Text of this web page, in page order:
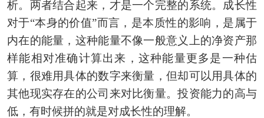
析。两者结合起来，才是一个完整的系统。成长性
对于“本身的价值”而言，是本质性的影响，是属于
内在的能量，这种能量不像一般意义上的净资产那
样能相对准确计算出来，这种能量更多是一种估
算，很难用具体的数字来衡量，但却可以用具体的
其他现实存在的公司来对比衡量。投资能力的高与
低，有时候拼的就是对成长性的理解。